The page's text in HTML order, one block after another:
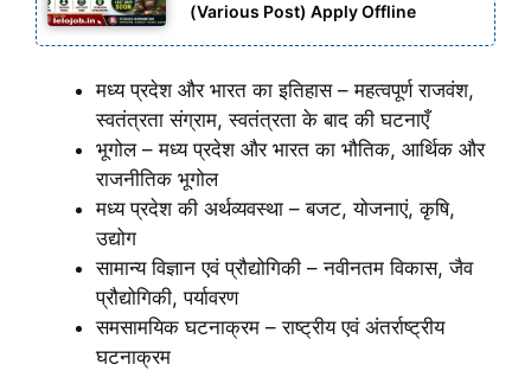
(Various Post) Apply Offline
मध्य प्रदेश और भारत का इतिहास – महत्वपूर्ण राजवंश,
स्वतंत्रता संग्राम, स्वतंत्रता के बाद की घटनाएँ
भूगोल – मध्य प्रदेश और भारत का भौतिक, आर्थिक और
राजनीतिक भूगोल
मध्य प्रदेश की अर्थव्यवस्था – बजट, योजनाएं, कृषि,
उद्योग
सामान्य विज्ञान एवं प्रौद्योगिकी – नवीनतम विकास, जैव
प्रौद्योगिकी, पर्यावरण
समसामयिक घटनाक्रम – राष्ट्रीय एवं अंतर्राष्ट्रीय
घटनाक्रम